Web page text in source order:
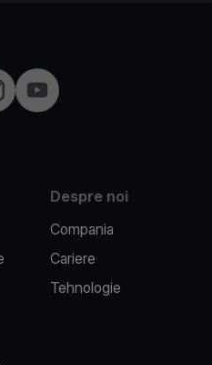
YouTube
Despre noi
Compania
Cariere
Tehnologie